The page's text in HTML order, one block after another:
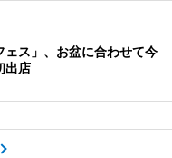
ス」、お盆に合わせて今
出店